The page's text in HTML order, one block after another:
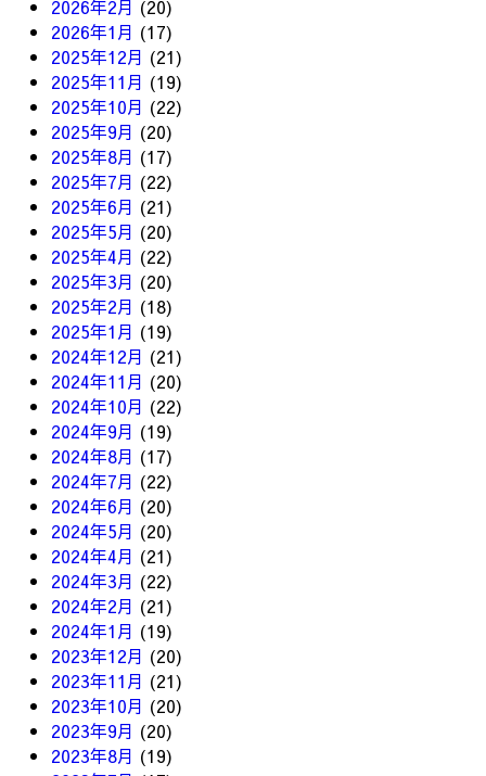
2026年2月 (20)
2026年1月 (17)
2025年12月 (21)
2025年11月 (19)
2025年10月 (22)
2025年9月 (20)
2025年8月 (17)
2025年7月 (22)
2025年6月 (21)
2025年5月 (20)
2025年4月 (22)
2025年3月 (20)
2025年2月 (18)
2025年1月 (19)
2024年12月 (21)
2024年11月 (20)
2024年10月 (22)
2024年9月 (19)
2024年8月 (17)
2024年7月 (22)
2024年6月 (20)
2024年5月 (20)
2024年4月 (21)
2024年3月 (22)
2024年2月 (21)
2024年1月 (19)
2023年12月 (20)
2023年11月 (21)
2023年10月 (20)
2023年9月 (20)
2023年8月 (19)